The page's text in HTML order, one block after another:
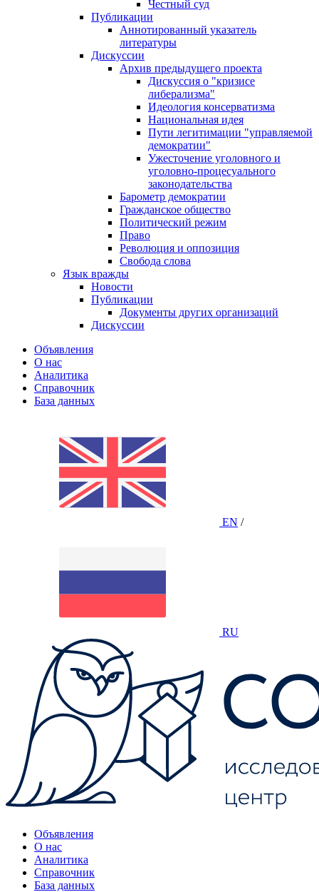
Честный суд
Публикации
Аннотированный указатель
литературы
Дискуссии
Архив предыдущего проекта
Дискуссия о "кризисе
либерализма"
Идеология консерватизма
Национальная идея
Пути легитимации "управляемой
демократии"
Ужесточение уголовного и
уголовно-процесуального
законодательства
Барометр демократии
Гражданское общество
Политический режим
Право
Революция и оппозиция
Свобода слова
Язык вражды
Новости
Публикации
Документы других организаций
Дискуссии
Объявления
О нас
Аналитика
Справочник
База данных
EN /
RU
Объявления
О нас
Аналитика
Справочник
База данных